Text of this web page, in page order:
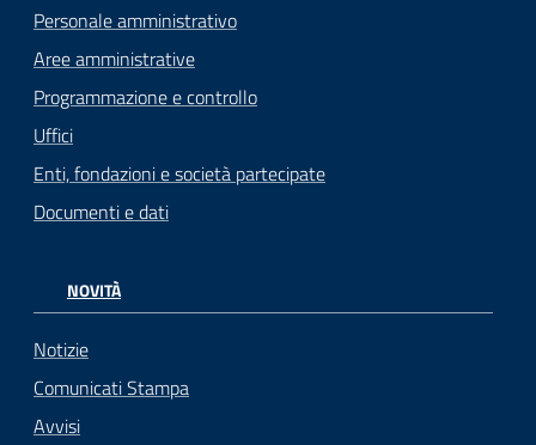
Personale amministrativo
Aree amministrative
Programmazione e controllo
Uffici
Enti, fondazioni e società partecipate
Documenti e dati
NOVITÀ
Notizie
Comunicati Stampa
Avvisi